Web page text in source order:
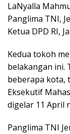
LaNyalla
Panglima TNI,
Ketua DPD RI,
Kedua tokoh
belakangan ini.
beberapa kota,
Eksekutif
digelar 11 April
Panglima TNI